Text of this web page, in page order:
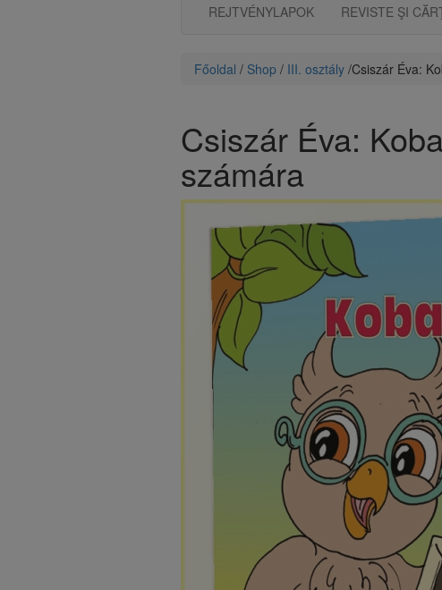
REJTVÉNYLAPOK REVISTE ŞI
Főoldal / Shop / III. osztály / ​Csiszár Éva:
​Csiszár Éva:
számára